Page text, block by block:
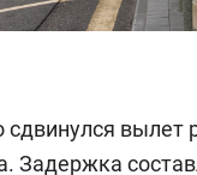
вылет
Задержка